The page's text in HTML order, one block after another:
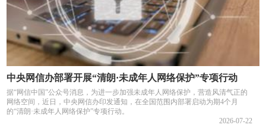
中央网信办部署开展“清朗·未成年人网络保护”专项行动
据“网信中国”公众号消息，为进一步加强未成年人网络保护，营造风清气正的
网络空间，近日，中央网信办印发通知，在全国范围内部署启动为期4个月
的“清朗·未成年人网络保护”专项行动。
2026-07-22